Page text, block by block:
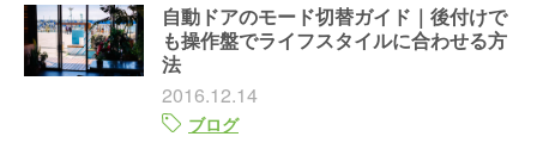
自動ドアのモード切替ガイド｜後付けで
も操作盤でライフスタイルに合わせる方
法
2016.12.14
ブログ